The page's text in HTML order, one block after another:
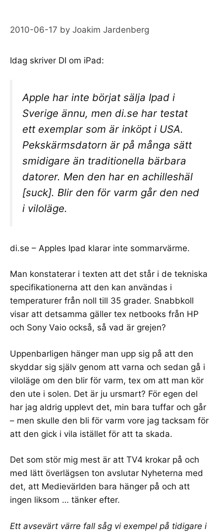
2010-06-17 by Joakim Jardenberg
Idag skriver DI om iPad:
Apple har inte börjat sälja Ipad i
Sverige ännu, men di.se har testat
ett exemplar som är inköpt i USA.
Pekskärmsdatorn är på många sätt
smidigare än traditionella bärbara
datorer. Men den har en achilleshäl
[suck]. Blir den för varm går den ned
i viloläge.
di.se – Apples Ipad klarar inte sommarvärme.
Man konstaterar i texten att det står i de tekniska
specifikationerna att den kan användas i
temperaturer från noll till 35 grader. Snabbkoll
visar att detsamma gäller tex netbooks från HP
och Sony Vaio också, så vad är grejen?
Uppenbarligen hänger man upp sig på att den
skyddar sig själv genom att varna och sedan gå i
viloläge om den blir för varm, tex om att man kör
den ute i solen. Det är ju ursmart? För egen del
har jag aldrig upplevt det, min bara tuffar och går
– men skulle den bli för varm vore jag tacksam för
att den gick i vila istället för att ta skada.
Det som stör mig mest är att TV4 krokar på och
med lätt överlägsen ton avslutar Nyheterna med
det, att Medievärlden bara hänger på och att
ingen liksom … tänker efter.
Ett avsevärt värre fall såg vi exempel på tidigare i